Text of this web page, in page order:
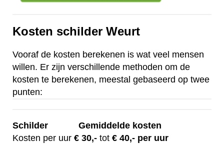
Kosten schilder Weurt
Vooraf de kosten berekenen is wat veel mensen
willen. Er zijn verschillende methoden om de
kosten te berekenen, meestal gebaseerd op twee
punten:
Schilder
Gemiddelde kosten
Kosten per uur € 30,- tot € 40,- per uur